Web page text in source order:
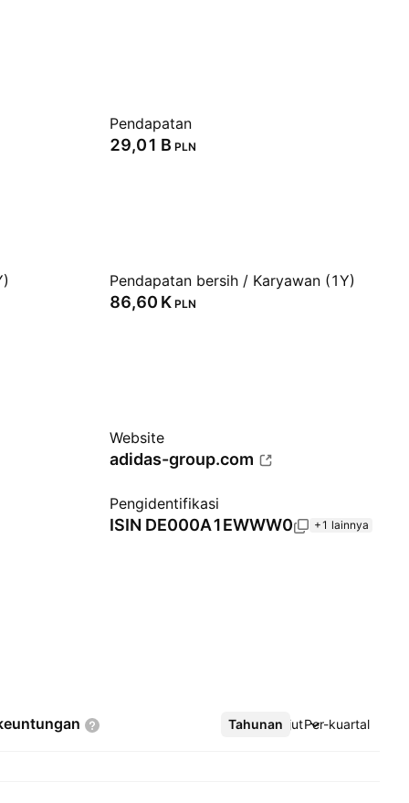
Pendapatan
‪29,01 B‬ PLN
Pendapatan bersih / Karyawan (1Y)
‪86,60 K‬ PLN
Website
adidas-group.com
Pengidentifikasi
ISIN DE000A1EWWW0 +1 lainnya
Tahunan Per-kuartal
Lebih lanjut